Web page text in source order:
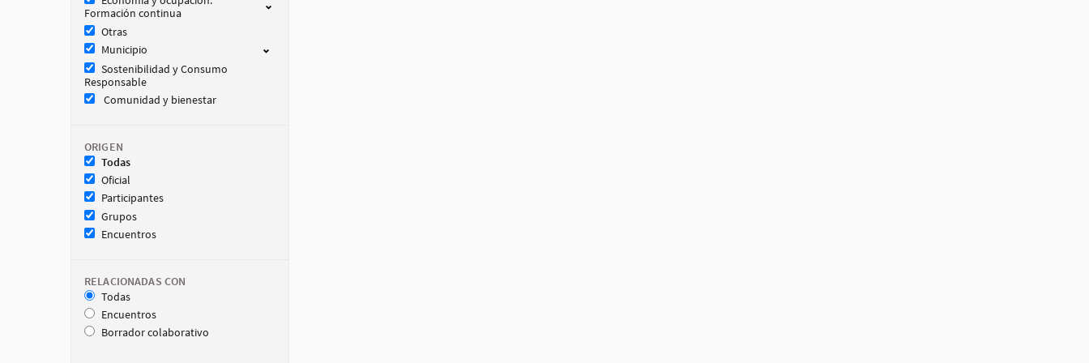
Formación continua
Otras
Municipio
Sostenibilidad y Consumo
Responsable
Comunidad y bienestar
ORIGEN
Todas
Oficial
Participantes
Grupos
Encuentros
RELACIONADAS CON
Todas
Encuentros
Borrador colaborativo